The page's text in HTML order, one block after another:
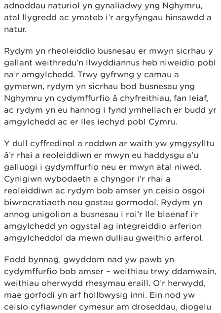
adnoddau naturiol yn gynaliadwy yng Nghymru,
atal llygredd ac ymateb i’r argyfyngau hinsawdd a
natur.
Rydym yn rheoleiddio busnesau er mwyn sicrhau y
gallant weithredu’n llwyddiannus heb niweidio pobl
na’r amgylchedd. Trwy gyfrwng y camau a
gymerwn, rydym yn sicrhau bod busnesau yng
Nghymru yn cydymffurfio â chyfreithiau, fan leiaf,
ac rydym yn eu hannog i fynd ymhellach er budd yr
amgylchedd ac er lles iechyd pobl Cymru.
Y dull cyffredinol a roddwn ar waith yw ymgysylltu
â’r rhai a reoleiddiwn er mwyn eu haddysgu a’u
galluogi i gydymffurfio neu er mwyn atal niwed.
Cynigiwn wybodaeth a chyngor i’r rhai a
reoleiddiwn ac rydym bob amser yn ceisio osgoi
biwrocratiaeth neu gostau gormodol. Rydym yn
annog unigolion a busnesau i roi’r lle blaenaf i’r
amgylchedd yn ogystal ag integreiddio arferion
amgylcheddol da mewn dulliau gweithio arferol.
Fodd bynnag, gwyddom nad yw pawb yn
cydymffurfio bob amser – weithiau trwy ddamwain,
weithiau oherwydd rhesymau eraill. O’r herwydd,
mae gorfodi yn arf hollbwysig inni. Ein nod yw
ceisio cyfiawnder cymesur am droseddau, diogelu